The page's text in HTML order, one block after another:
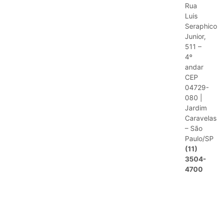
Rua
Luis
Seraphico
Junior,
511 –
4º
andar
CEP
04729-
080 |
Jardim
Caravelas
– São
Paulo/SP
(11)
3504-
4700